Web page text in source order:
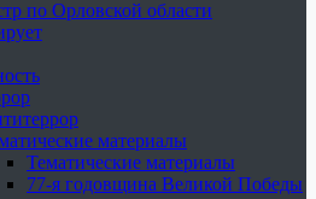
по Орловской области
материалы
Тематические материалы
77-я годовщина Великой Победы